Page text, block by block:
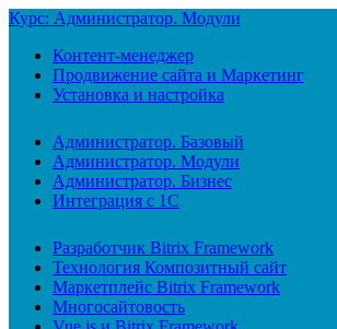
Курс: Администратор. Модули
Контент-менеджер
Продвижение сайта и Маркетинг
Установка и настройка
Администратор. Базовый
Администратор. Модули
Администратор. Бизнес
Интеграция с 1С
Разработчик Bitrix Framework
Технология Композитный сайт
Маркетплейс Bitrix Framework
Многосайтовость